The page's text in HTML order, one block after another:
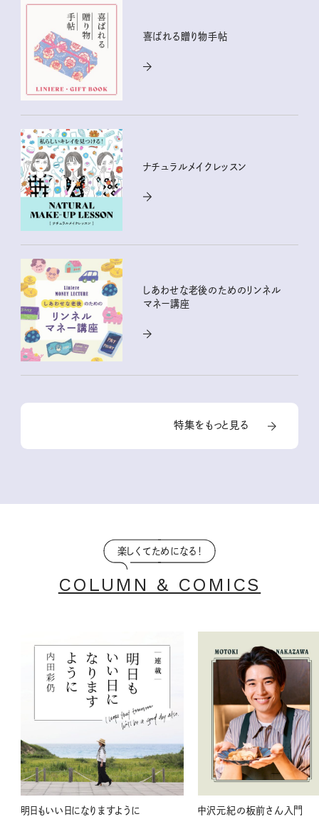
喜ばれる贈り物手帖
ナチュラルメイクレッスン
しあわせな老後のためのリンネル
マネー講座
特集をもっと見る
楽しくてためになる！
COLUMN & COMICS
明日もいい日になりますように 中沢元紀の板前さん入門